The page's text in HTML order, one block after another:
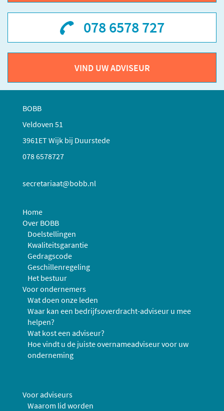
078 6578 727
VIND UW ADVISEUR
BOBB
Veldoven 51
3961ET Wijk bij Duurstede
078 6578727
secretariaat@bobb.nl
Home
Over BOBB
Doelstellingen
Kwaliteitsgarantie
Gedragscode
Geschillenregeling
Het bestuur
Voor ondernemers
Wat doen onze leden
Waar kan een bedrijfsoverdracht-adviseur u mee
helpen?
Wat kost een adviseur?
Hoe vindt u de juiste overnameadviseur voor uw
onderneming
Voor adviseurs
Waarom lid worden